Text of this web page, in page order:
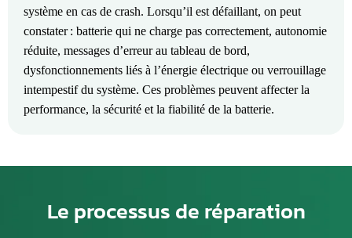
système en cas de crash. Lorsqu’il est défaillant, on peut
constater : batterie qui ne charge pas correctement, autonomie
réduite, messages d’erreur au tableau de bord,
dysfonctionnements liés à l’énergie électrique ou verrouillage
intempestif du système. Ces problèmes peuvent affecter la
performance, la sécurité et la fiabilité de la batterie.
Le processus de réparation